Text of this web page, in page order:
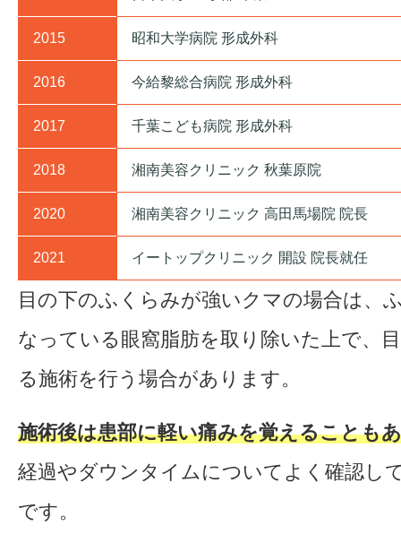
2015 昭和大学病院 形成外科
2016 今給黎総合病院 形成外科
2017 千葉こども病院 形成外科
2018 湘南美容クリニック 秋葉原院
2020 湘南美容クリニック 高田馬場院 院長
2021 イートップクリニック 開設 院長就任
目の下のふくらみが強いクマの場合は、
なっている眼窩脂肪を取り除いた上で、
る施術を行う場合があります。
施術後は患部に軽い痛みを覚えることも
経過やダウンタイムについてよく確認し
です。